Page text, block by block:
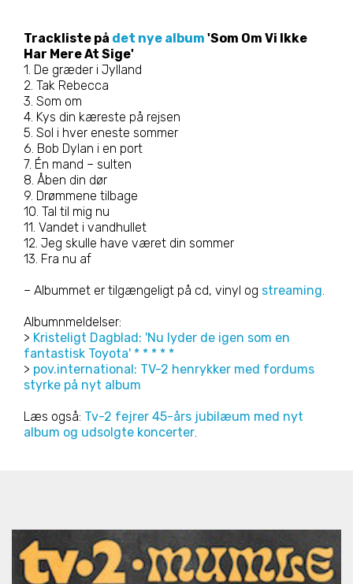
Trackliste på det nye album 'Som Om Vi Ikke
Har Mere At Sige'
1. De græder i Jylland
2. Tak Rebecca
3. Som om
4. Kys din kæreste på rejsen
5. Sol i hver eneste sommer
6. Bob Dylan i en port
7. Én mand – sulten
8. Åben din dør
9. Drømmene tilbage
10. Tal til mig nu
11. Vandet i vandhullet
12. Jeg skulle have været din sommer
13. Fra nu af
– Albummet er tilgængeligt på cd, vinyl og streaming.
Albumnmeldelser:
> Kristeligt Dagblad: 'Nu lyder de igen som en
fantastisk Toyota' * * * * *
> pov.international: TV-2 henrykker med fordums
styrke på nyt album
Læs også: Tv-2 fejrer 45-års jubilæum med nyt
album og udsolgte koncerter.